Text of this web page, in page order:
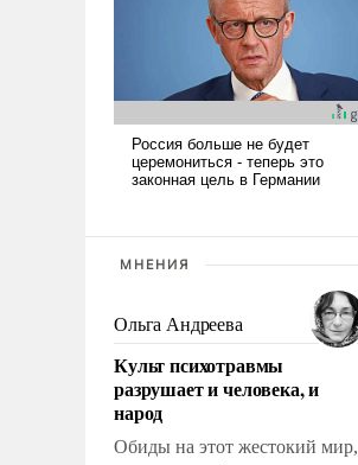
МНЕНИЯ
Ольга Андреева
Культ психотравмы
разрушает и человека, и
народ
Обиды на этот жестокий мир,